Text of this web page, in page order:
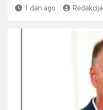
1 dan ago Redakcija